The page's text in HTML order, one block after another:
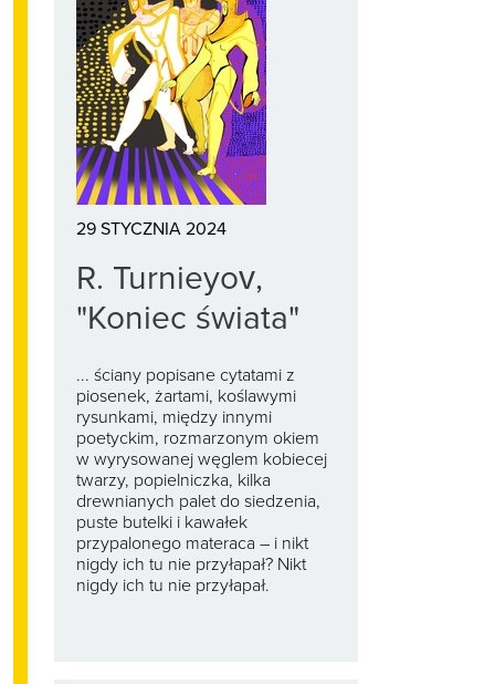
29 STYCZNIA 2024
R. Turnieyov,
"Koniec świata"
... ściany popisane cytatami z
piosenek, żartami, koślawymi
rysunkami, między innymi
poetyckim, rozmarzonym okiem
w wyrysowanej węglem kobiecej
twarzy, popielniczka, kilka
drewnianych palet do siedzenia,
puste butelki i kawałek
przypalonego materaca – i nikt
nigdy ich tu nie przyłapał? Nikt
nigdy ich tu nie przyłapał.